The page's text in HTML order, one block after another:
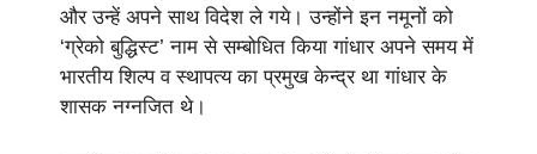
और उन्हें अपने साथ विदेश ले गये। उन्होंने इन नमूनों को
‘ग्रेको बुद्धिस्ट’ नाम से सम्बोधित किया गांधार अपने समय में
भारतीय शिल्प व स्थापत्य का प्रमुख केन्द्र था गांधार के
शासक नग्नजित थे।